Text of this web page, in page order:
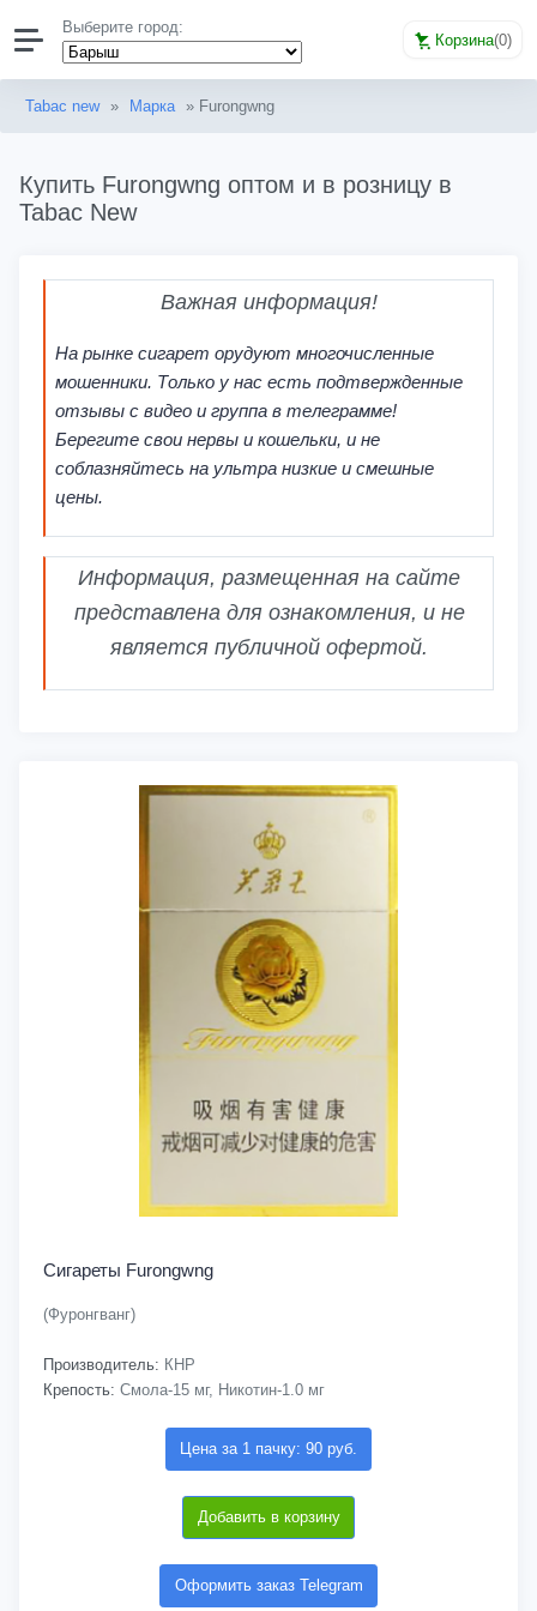
Выберите город:
Корзина(0)
Tabac new » Марка » Furongwng
Купить Furongwng оптом и в розницу в
Tabac New
Важная информация!
На рынке сигарет орудуют многочисленные
мошенники. Только у нас есть подтвержденные
отзывы с видео и группа в телеграмме!
Берегите свои нервы и кошельки, и не
соблазняйтесь на ультра низкие и смешные
цены.
Информация, размещенная на сайте
представлена для ознакомления, и не
является публичной офертой.
Сигареты Furongwng
(Фуронгванг)
Производитель: КНР
Крепость: Смола-15 мг, Никотин-1.0 мг
Цена за 1 пачку: 90 руб.
Добавить в корзину
Оформить заказ Telegram